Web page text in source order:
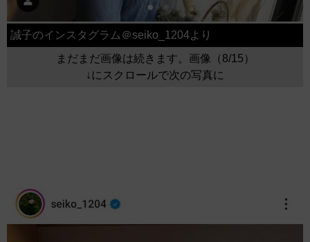
誠子のインスタグラム＠seiko_1204より
まだまだ画像は続きます。画像（8/15）
↓にスクロールで次の写真に